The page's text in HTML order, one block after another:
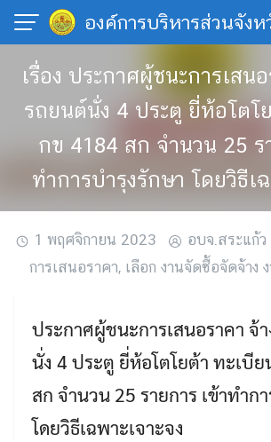
Skip
content
องค์การบริหารส่วนจังห
เรื่อง ประกาศผู้ชนะการเสน
รถยนต์นั่ง 4 ประตู ยี่ห้อโตโ
กข 4184 สก จำนวน 25 ร
ทำการบำรุงรักษา โดยวิธีเฉ
1 พฤศจิกายน 2023 อบจ.สระแก้ว
การเสนอราคา, เลือก งานจัดซื้อจัดจ้าง
ประกาศผู้ชนะการเสนอราคา จ้
นั่ง 4 ประตู ยี่ห้อโตโยต้า ทะเบี
สก จำนวน 25 รายการ เข้าทำก
โดยวิธีเฉพาะเจาะจง